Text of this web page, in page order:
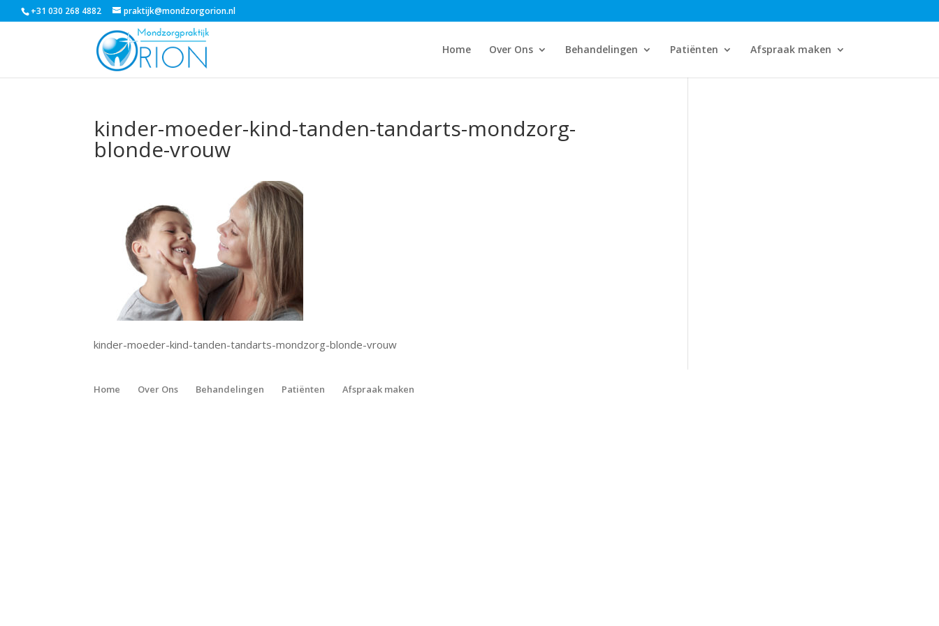
+31 030 268 4882 praktijk@mondzorgorion.nl
Home Over Ons Behandelingen Patiënten Afspraak maken
kinder-moeder-kind-tanden-tandarts-mondzorg-
blonde-vrouw
kinder-moeder-kind-tanden-tandarts-mondzorg-blonde-vrouw
Home Over Ons Behandelingen Patiënten Afspraak maken